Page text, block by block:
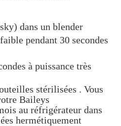
dans un blender
pendant 30 secondes
à puissance très
stérilisées . Vous
Baileys
au réfrigérateur dans
hermétiquement